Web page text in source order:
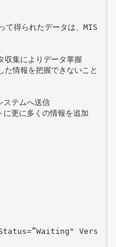
て得られたデータは、MIS
収集によりデータ掌握
情報を把握できないこと
ステムへ送信
更に多くの情報を追加
Vers